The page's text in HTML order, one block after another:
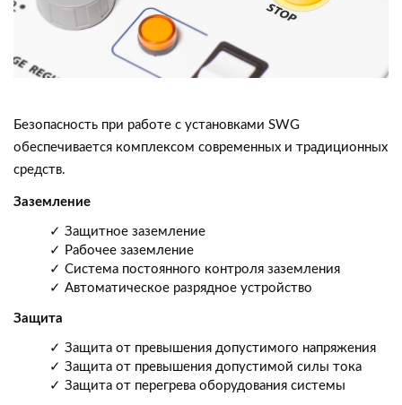
Безопасность при работе с установками SWG
обеспечивается комплексом современных и традиционных
средств.
Заземление
✓ Защитное заземление
✓ Рабочее заземление
✓ Система постоянного контроля заземления
✓ Автоматическое разрядное устройство
Защита
✓ Защита от превышения допустимого напряжения
✓ Защита от превышения допустимой силы тока
✓ Защита от перегрева оборудования системы